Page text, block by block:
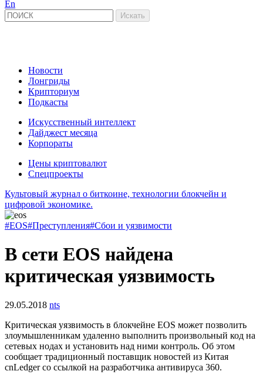
En
Новости
Лонгриды
Крипториум
Подкасты
Искусственный интеллект
Дайджест месяца
Корпораты
Цены криптовалют
Спецпроекты
Культовый журнал о биткоине, технологии блокчейн и
цифровой экономике.
#EOS#Преступления#Сбои и уязвимости
В сети EOS найдена
критическая уязвимость
29.05.2018 nts
Критическая уязвимость в блокчейне EOS может позволить
злоумышленникам удаленно выполнить произвольный код на
сетевых нодах и установить над ними контроль. Об этом
сообщает традиционный поставщик новостей из Китая
cnLedger со ссылкой на разработчика антивируса 360.